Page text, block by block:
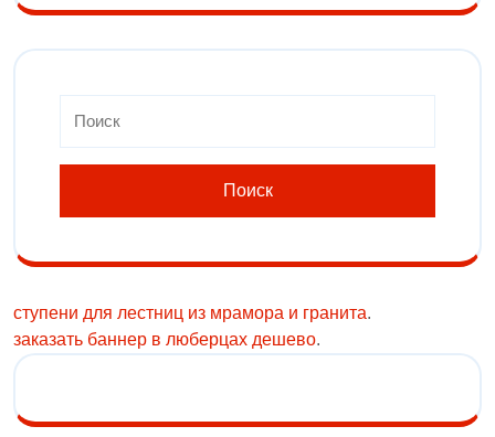
ступени для лестниц из мрамора и гранита.
заказать баннер в люберцах дешево.